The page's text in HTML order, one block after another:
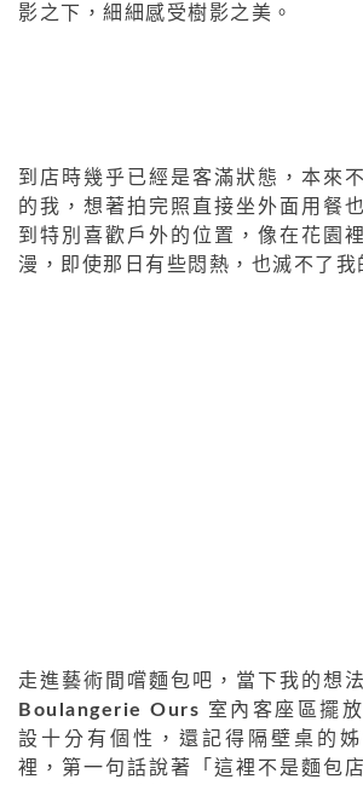
影之下，細細感受樹影之美。
到店時幾乎已經是客滿狀態，本來
的我，想著拍完照直接坐外面用餐
到特別喜歡戶外的位置，像在花園
漫，即使那日有些悶熱，也滅不了我
走進藝術間嚐麵包吧，當下我的想
Boulangerie Ours 室內客座區擺
設十分有個性，還記得隔壁桌的
裡，第一句話說著「這裡不是麵包